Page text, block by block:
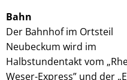
Bahn
Der Bahnhof im Ortsteil
Neubeckum wird im
Halbstundentakt vom
Weser-Express” und der